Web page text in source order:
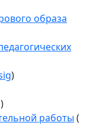
образа
)
)
работы (